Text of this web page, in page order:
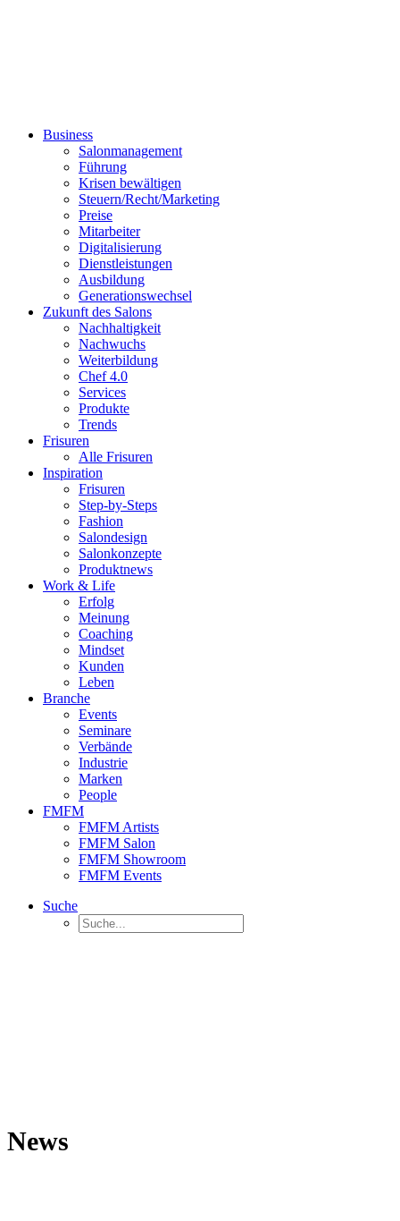
Business
Salonmanagement
Führung
Krisen bewältigen
Steuern/Recht/Marketing
Preise
Mitarbeiter
Digitalisierung
Dienstleistungen
Ausbildung
Generationswechsel
Zukunft des Salons
Nachhaltigkeit
Nachwuchs
Weiterbildung
Chef 4.0
Services
Produkte
Trends
Frisuren
Alle Frisuren
Inspiration
Frisuren
Step-by-Steps
Fashion
Salondesign
Salonkonzepte
Produktnews
Work & Life
Erfolg
Meinung
Coaching
Mindset
Kunden
Leben
Branche
Events
Seminare
Verbände
Industrie
Marken
People
FMFM
FMFM Artists
FMFM Salon
FMFM Showroom
FMFM Events
Suche
News